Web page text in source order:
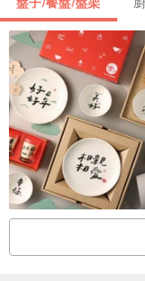
/ 材質 /
黃陶
/ 尺寸 /
長x 寬 x 高： 12cm x
重量：112g
手工製造，不會很完美
介意的朋友請斟酌購買